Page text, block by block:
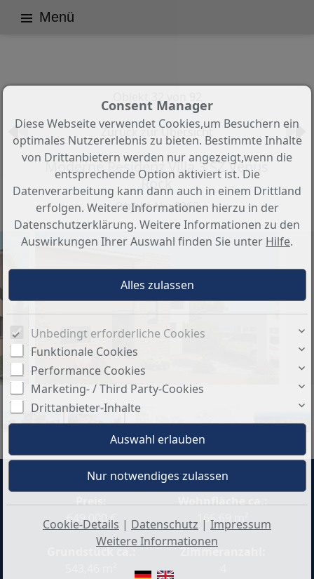
Menü
Zurück zur Übersicht
Moderne Residenz Villa 3 SZ Venus
Rock
Objekt-Nr.: 0068
Preis:
649.000 €
Wohnfläche ca.:
165,69 m²
Grundstück ca.:
Zimmeranzahl:
Consent Manager
Diese Webseite verwendet Cookies,um Besuchern ein
optimales Nutzererlebnis zu bieten. Bestimmte Inhalte
von Drittanbietern werden nur angezeigt,wenn die
entsprechende Option aktiviert ist. Die
Datenverarbeitung kann dann auch in einem Drittland
erfolgen. Weitere Informationen hierzu in der
Datenschutzerklärung. Weitere Informationen zu den
Auswirkungen Ihrer Auswahl finden Sie unter Hilfe.
Unbedingt erforderliche Cookies
Funktionale Cookies
Performance Cookies
Marketing- / Third Party-Cookies
Drittanbieter-Inhalte
Cookie-Details | Datenschutz | Impressum
Weitere Informationen